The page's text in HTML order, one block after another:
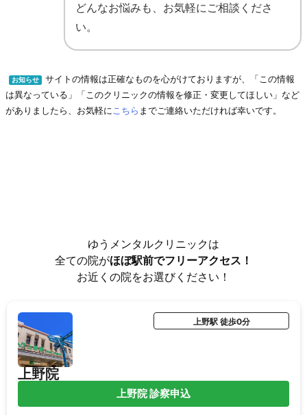
どんなお悩みも、お気軽にご相談くださ
い。
お知らせ
サイトの情報は正確なものを心がけておりますが、「この情報
は異なっている」「このクリニックの情報を修正・変更してほしい」など
がありましたら、お気軽にこちら までご連絡いただければ幸いです。
ゆうメンタルクリニックは
全ての院がほぼ駅前でフリーアクセス！
お近くの院をお選びください！
上野院
上野駅 徒歩0分
上野院 診察申込